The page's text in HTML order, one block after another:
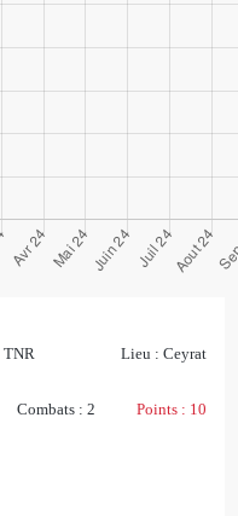
TNR Lieu : Ceyrat
Combats : 2 Points : 10